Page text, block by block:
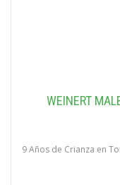
WEINERT
9 Años de Crianza en